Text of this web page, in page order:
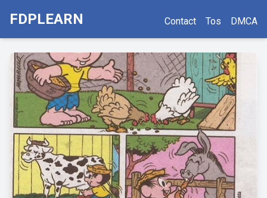
FDPLEARN Contact Tos DMCA